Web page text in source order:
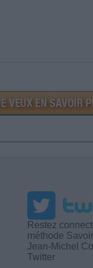
Restez
méthode
Jean-Michel
Twitter